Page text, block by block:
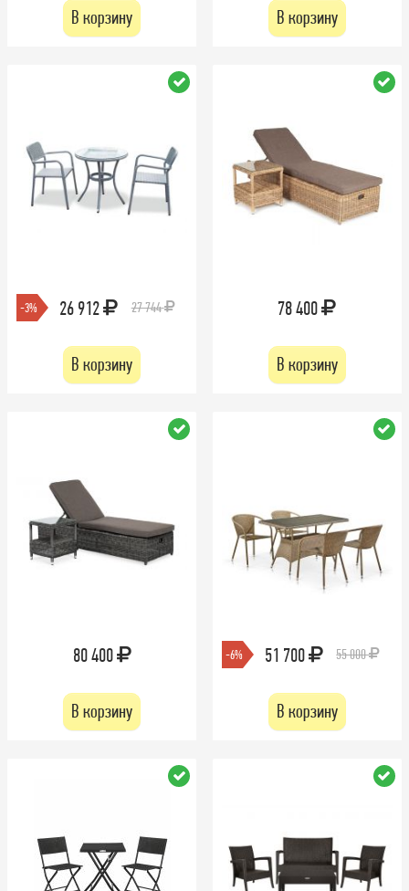
В корзину В корзину
-3% 26 912 27 744
В корзину
78 400
В корзину
80 400
В корзину
-6% 51 700 55 000
В корзину